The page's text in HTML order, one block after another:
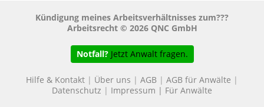
Kündigung meines Arbeitsverhältnisses zum???
Arbeitsrecht © 2026 QNC GmbH
Notfall? Jetzt Anwalt fragen.
Hilfe & Kontakt | Über uns | AGB | AGB für Anwälte |
Datenschutz | Impressum | Für Anwälte